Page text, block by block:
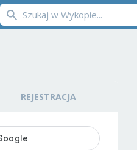
REJESTRACJA